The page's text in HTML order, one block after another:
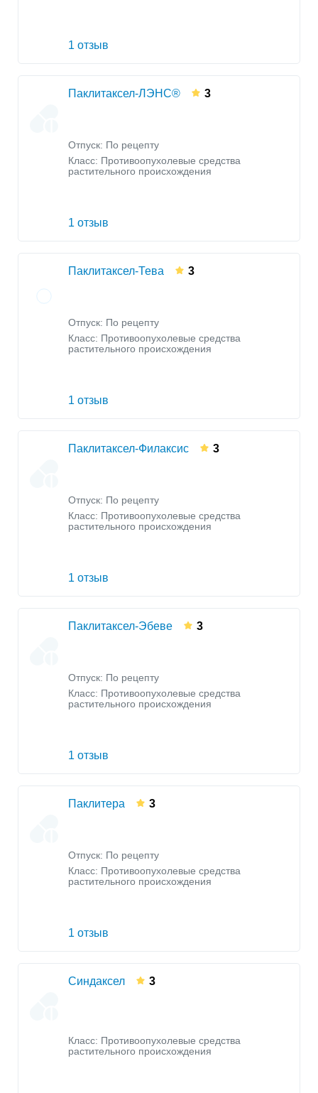
1 отзыв
Паклитаксел-ЛЭНС® 3
Отпуск: По рецепту
Класс: Противоопухолевые средства
растительного происхождения
1 отзыв
Паклитаксел-Тева 3
Отпуск: По рецепту
Класс: Противоопухолевые средства
растительного происхождения
1 отзыв
Паклитаксел-Филаксис 3
Отпуск: По рецепту
Класс: Противоопухолевые средства
растительного происхождения
1 отзыв
Паклитаксел-Эбеве 3
Отпуск: По рецепту
Класс: Противоопухолевые средства
растительного происхождения
1 отзыв
Паклитера 3
Отпуск: По рецепту
Класс: Противоопухолевые средства
растительного происхождения
1 отзыв
Синдаксел 3
Класс: Противоопухолевые средства
растительного происхождения